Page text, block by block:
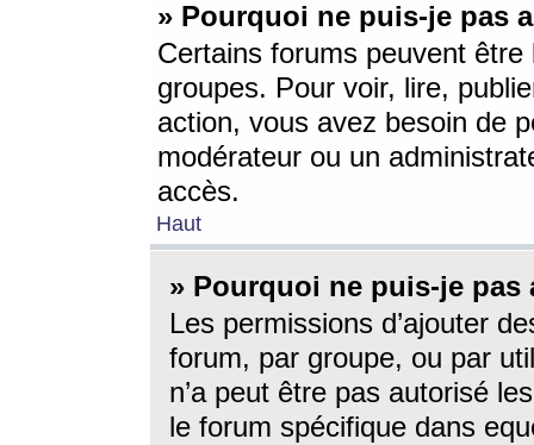
» Pourquoi ne puis-je pas
Certains forums peuvent être
groupes. Pour voir, lire,
action, vous avez besoin de
modérateur ou un
accès.
Haut
» Pourquoi ne puis-je
Les permissions d’ajouter
forum, par groupe, ou par
n’a peut être pas autorisé
le forum spécifique dans